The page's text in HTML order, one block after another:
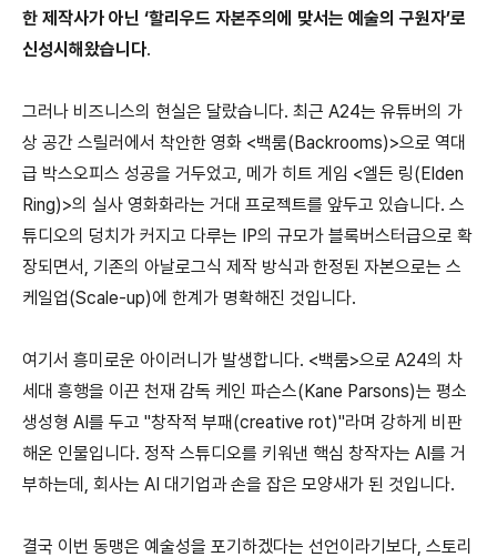
한 제작사가 아닌 ‘할리우드 자본주의에 맞서는 예술의 구원자’로
신성시해왔습니다.
그러나 비즈니스의 현실은 달랐습니다. 최근 A24는 유튜버의 가
상 공간 스릴러에서 착안한 영화 <백룸(Backrooms)>으로 역대
급 박스오피스 성공을 거두었고, 메가 히트 게임 <엘든 링(Elden
Ring)>의 실사 영화화라는 거대 프로젝트를 앞두고 있습니다. 스
튜디오의 덩치가 커지고 다루는 IP의 규모가 블록버스터급으로 확
장되면서 , 기존의 아날로그식 제작 방식과 한정된 자본으로는 스
케일업(Scale-up)에 한계가 명확해진 것입니다.
여기서 흥미로운 아이러니가 발생합니다. <백룸>으로 A24의 차
세대 흥행을 이끈 천재 감독 케인 파슨스(Kane Parsons)는 평소
생성형 AI를 두고 "창작적 부패 (creative rot)"라며 강하게 비판
해온 인물입니다. 정작 스튜디오를 키워낸 핵심 창작자는 AI를 거
부하는데 , 회사는 AI 대기업과 손을 잡은 모양새가 된 것입니다.
결국 이번 동맹은 예술성을 포기하겠다는 선언이라기보다, 스토리